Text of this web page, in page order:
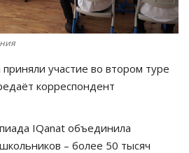
участие во втором туре
корреспондент
IQanat объединила
– более 50 тысяч